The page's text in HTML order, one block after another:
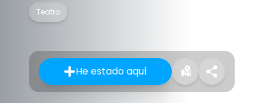
Teatro
He estado aquí